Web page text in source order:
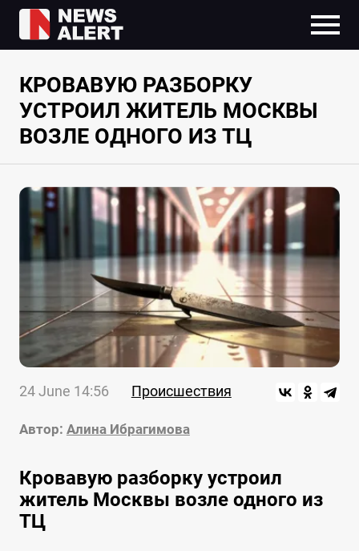
КРОВАВУЮ РАЗБОРКУ
УСТРОИЛ ЖИТЕЛЬ МОСКВЫ
ВОЗЛЕ ОДНОГО ИЗ ТЦ
24 June 14:56 Происшествия
Автор: Алина Ибрагимова
Кровавую разборку устроил
житель Москвы возле одного из
ТЦ